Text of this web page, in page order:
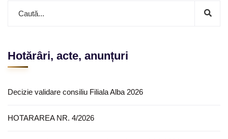
Hotărâri, acte, anunțuri
Decizie validare consiliu Filiala Alba 2026
HOTARAREA NR. 4/2026